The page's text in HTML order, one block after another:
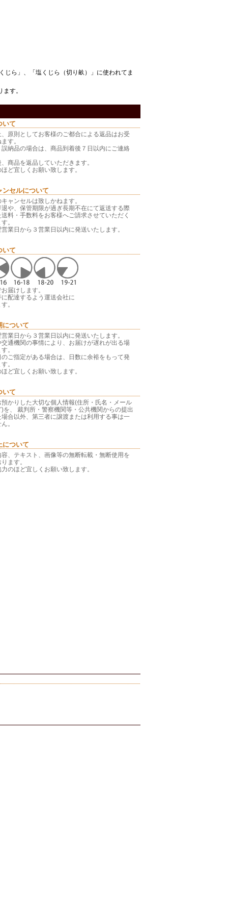
じら 」、「 塩くじら（切り畝） 」に使われてま
す。
いて
原則としてお客様のご都合による返品はお受
す。
納品の場合は、商品到着後７日以内にご連絡
商品を返品していただきます。
ど宜しくお願い致します。
セルについて
ャンセルは致しかねます。
や、保管期限が過ぎ長期不在にて返送する際
料・手数料をお客様へご請求させていただく
。
業日から３営業日以内に発送いたします。
いて
届けします。
配達するよう運送会社に
。
について
業日から３営業日以内に発送いたします。
通機関の事情により、お届けが遅れが出る場
。
ご指定がある場合は、日数に余裕をもって発
。
ど宜しくお願い致します。
いて
かりした大切な個人情報(住所・氏名・メール
を、 裁判所・警察機関等・公共機関からの提出
合以外、第三者に譲渡または利用する事は一
。
について
、テキスト、画像等の無断転載・無断使用を
ます。
のほど宜しくお願い致します。